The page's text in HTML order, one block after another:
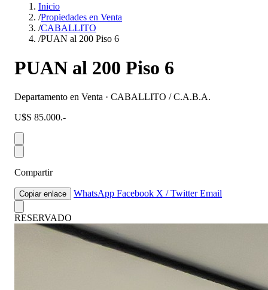
Inicio
/Propiedades en Venta
/CABALLITO
/PUAN al 200 Piso 6
PUAN al 200 Piso 6
Departamento en Venta · CABALLITO / C.A.B.A.
U$S 85.000.-
Compartir
Copiar enlace WhatsApp Facebook X / TwitterEmail
RESERVADO